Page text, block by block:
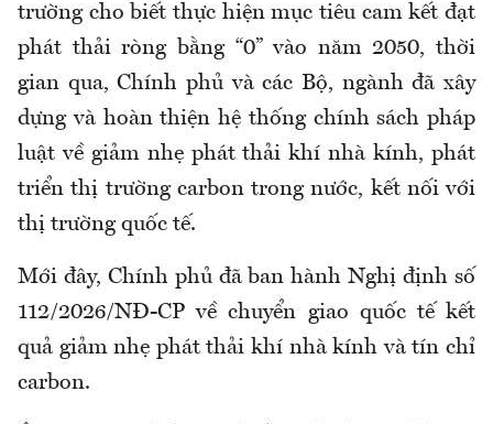
trường cho biết thực hiện mục tiêu cam kết đạt
phát thải ròng bằng “0” vào năm 2050, thời
gian qua, Chính phủ và các Bộ, ngành đã xây
dựng và hoàn thiện hệ thống chính sách pháp
luật về giảm nhẹ phát thải khí nhà kính, phát
triển thị trường carbon trong nước, kết nối với
thị trường quốc tế.
Mới đây, Chính phủ đã ban hành Nghị định số
112/2026/NĐ-CP về chuyển giao quốc tế kết
quả giảm nhẹ phát thải khí nhà kính và tín chỉ
carbon.